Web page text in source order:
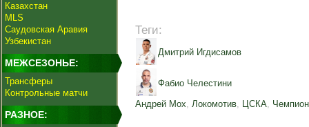
Казахстан
MLS
Саудовская Аравия
Узбекистан
МЕЖСЕЗОНЬЕ:
Трансферы
Контрольные матчи
РАЗНОЕ:
Теги:
Дмитрий Игдисамов
Фабио Челестини
Андрей Мох, Локомотив, ЦСКА,